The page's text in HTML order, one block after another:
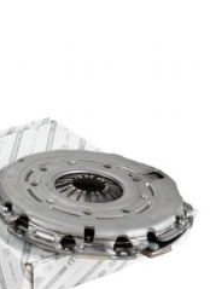
器片二件套